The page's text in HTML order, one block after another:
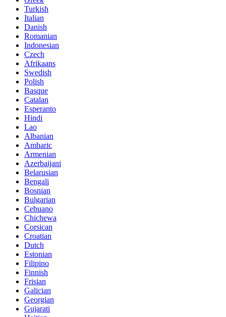
Turkish
Italian
Danish
Romanian
Indonesian
Czech
Afrikaans
Swedish
Polish
Basque
Catalan
Esperanto
Hindi
Lao
Albanian
Amharic
Armenian
Azerbaijani
Belarusian
Bengali
Bosnian
Bulgarian
Cebuano
Chichewa
Corsican
Croatian
Dutch
Estonian
Filipino
Finnish
Frisian
Galician
Georgian
Gujarati